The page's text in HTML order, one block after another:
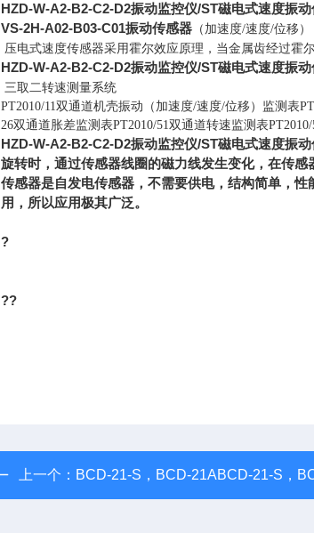
HZD-W-A2-B2-C2-D2振动监控仪/ST磁电式速度振
VS-2H-A02-B03-C01振动传感器 （加速度/速度/位移）
压电式速度传感器采用霍尔效应原理，当金属齿经过霍
HZD-W-A2-B2-C2-D2振动监控仪/ST磁电式速度振
三取二转速测量系统
PT2010/11双通道机壳振动（加速度/速度/位移）监测表
26双通道胀差监测表PT2010/51双通道转速监测表
HZD-W-A2-B2-C2-D2振动监控仪/ST磁电式速度振
旋转时，通过传感器线圈的磁力线发生变化，在传
传感器是自发电传感器，不需要供电，结构简单，
用，所以应用极其广泛。
?
??
上一个： BCD-21-S，BCD-21ABCD-21-S，BCD-21A振动磁电式